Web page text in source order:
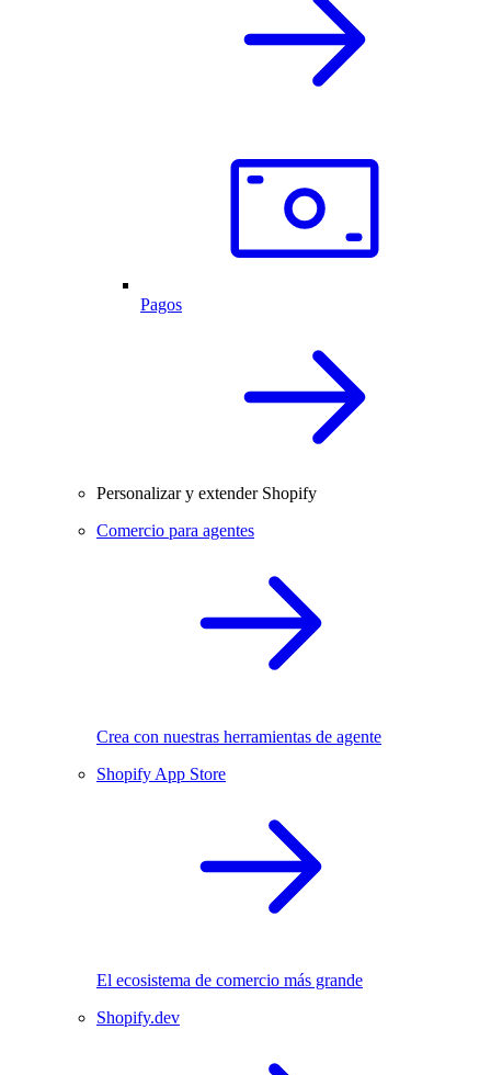
Pagos
Personalizar y extender Shopify
Comercio para agentes
Crea con nuestras herramientas de agente
Shopify App Store
El ecosistema de comercio más grande
Shopify.dev